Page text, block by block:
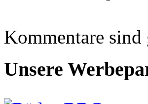
Kommentare sind
Unsere